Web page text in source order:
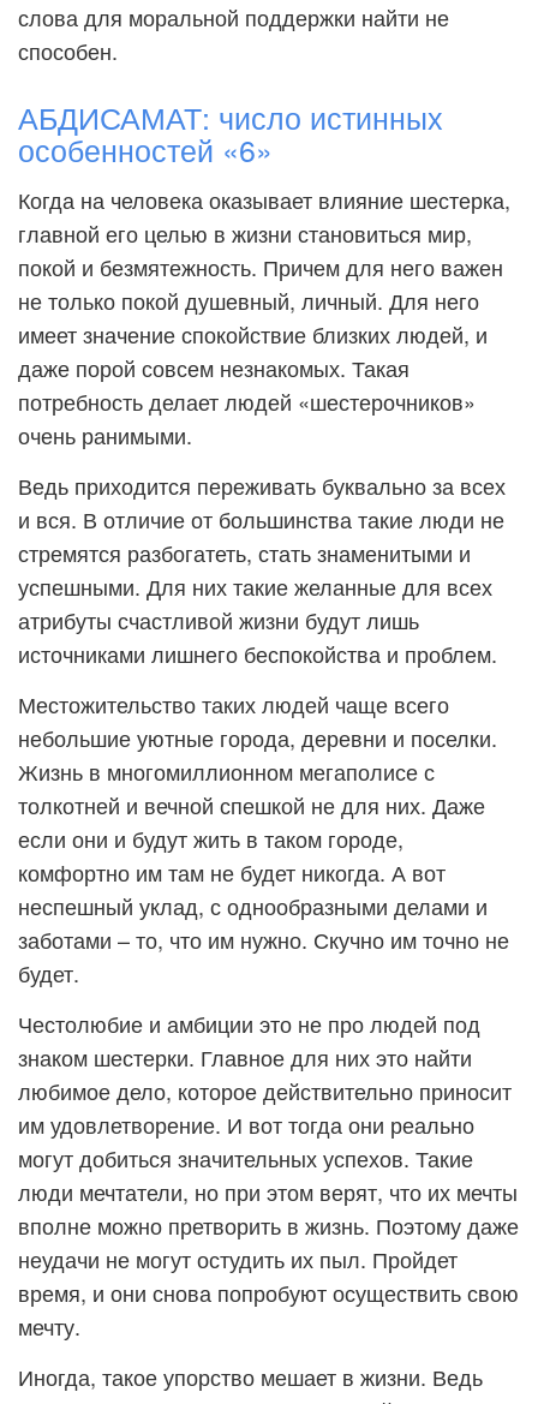
слова для моральной поддержки найти не
способен.
АБДИСАМАТ: число истинных
особенностей «6»
Когда на человека оказывает влияние шестерка,
главной его целью в жизни становиться мир,
покой и безмятежность. Причем для него важен
не только покой душевный, личный. Для него
имеет значение спокойствие близких людей, и
даже порой совсем незнакомых. Такая
потребность делает людей «шестерочников»
очень ранимыми.
Ведь приходится переживать буквально за всех
и вся. В отличие от большинства такие люди не
стремятся разбогатеть, стать знаменитыми и
успешными. Для них такие желанные для всех
атрибуты счастливой жизни будут лишь
источниками лишнего беспокойства и проблем.
Местожительство таких людей чаще всего
небольшие уютные города, деревни и поселки.
Жизнь в многомиллионном мегаполисе с
толкотней и вечной спешкой не для них. Даже
если они и будут жить в таком городе,
комфортно им там не будет никогда. А вот
неспешный уклад, с однообразными делами и
заботами – то, что им нужно. Скучно им точно не
будет.
Честолюбие и амбиции это не про людей под
знаком шестерки. Главное для них это найти
любимое дело, которое действительно приносит
им удовлетворение. И вот тогда они реально
могут добиться значительных успехов. Такие
люди мечтатели, но при этом верят, что их мечты
вполне можно претворить в жизнь. Поэтому даже
неудачи не могут остудить их пыл. Пройдет
время, и они снова попробуют осуществить свою
мечту.
Иногда, такое упорство мешает в жизни. Ведь